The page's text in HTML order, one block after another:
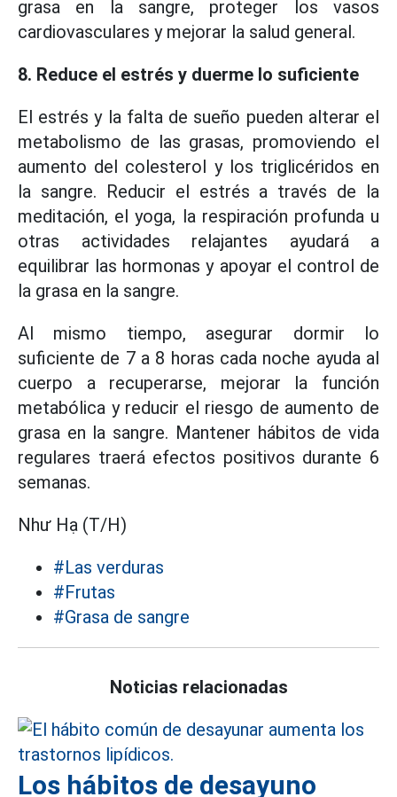
grasa en la sangre, proteger los vasos
cardiovasculares y mejorar la salud general.
8. Reduce el estrés y duerme lo suficiente
El estrés y la falta de sueño pueden alterar el
metabolismo de las grasas, promoviendo el
aumento del colesterol y los triglicéridos en
la sangre. Reducir el estrés a través de la
meditación, el yoga, la respiración profunda u
otras actividades relajantes ayudará a
equilibrar las hormonas y apoyar el control de
la grasa en la sangre.
Al mismo tiempo, asegurar dormir lo
suficiente de 7 a 8 horas cada noche ayuda al
cuerpo a recuperarse, mejorar la función
metabólica y reducir el riesgo de aumento de
grasa en la sangre. Mantener hábitos de vida
regulares traerá efectos positivos durante 6
semanas.
Như Hạ (T/H)
#Las verduras
#Frutas
#Grasa de sangre
Noticias relacionadas
Los hábitos de desayuno